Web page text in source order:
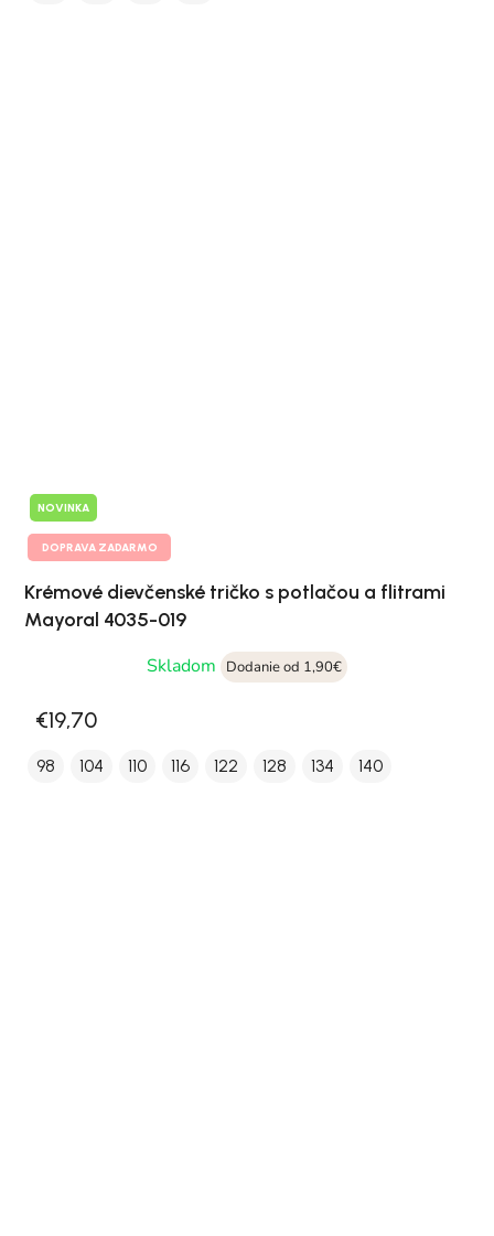
NOVINKA
DOPRAVA ZADARMO
Krémové dievčenské tričko s potlačou a flitrami
Mayoral 4035-019
Skladom
Dodanie od 1,90€
€19,70
98 104 110 116 122 128 134 140